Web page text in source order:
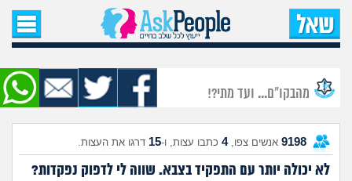
עמוד הבית
שאל שאלה
שאלות חדשות
שאלות שעוררו עניין
מהבקו"ם... ועד מתי?!
9198 אנשים צפו,4 כתבו עצות, ו-15 דרגו את העצות.
לא יכולה יותר עם התפקיד בצבא. שווה לי לדפוק נפקדות?